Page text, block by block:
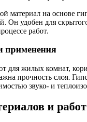
материал на основе
Он удобен для
работ.
применения
для жилых комнат,
прочность слоя.
звуко- и
и